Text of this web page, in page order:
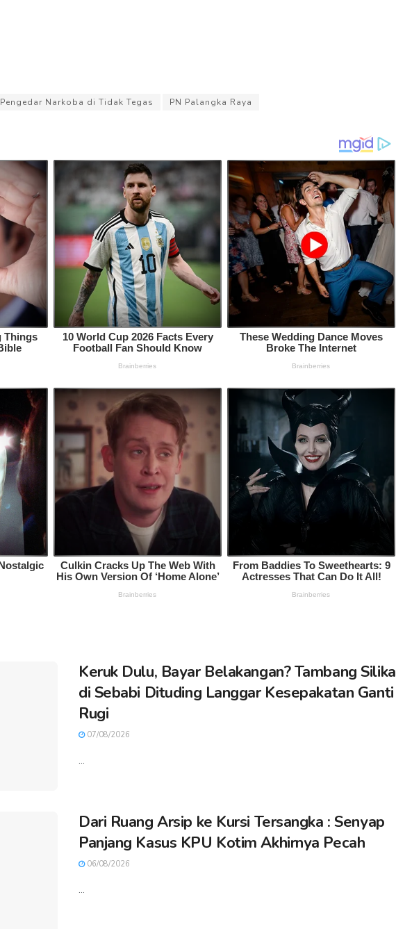
Pengedar Narkoba di Tidak Tegas PN Palangka Raya
Keruk Dulu, Bayar Belakangan? Tambang Silika
di Sebabi Dituding Langgar Kesepakatan Ganti
Rugi
07/08/2026
Dari Ruang Arsip ke Kursi Tersangka : Senyap
Panjang Kasus KPU Kotim Akhirnya Pecah
06/08/2026